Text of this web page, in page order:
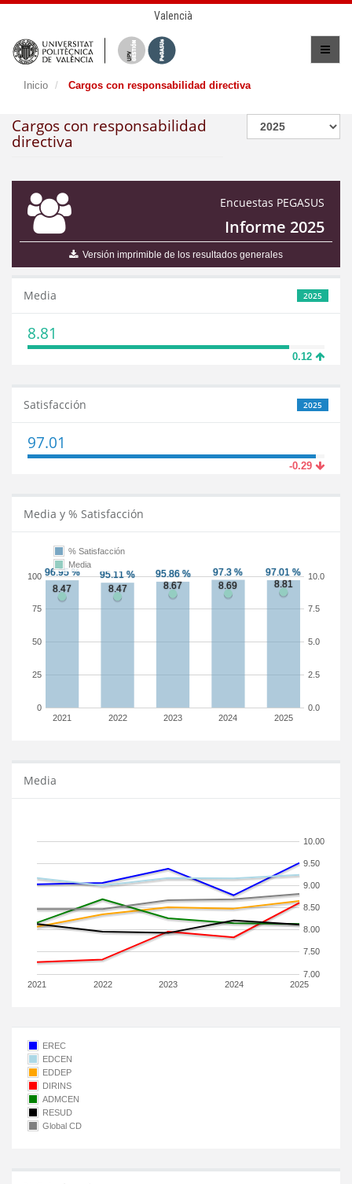
Valencià
Inicio Cargos con responsabilidad directiva
Cargos con responsabilidad
directiva
Encuestas PEGASUS
Informe 2025
Versión imprimible de los resultados generales
2025
Media
8.81
0.12
2025
Satisfacción
97.01
-0.29
Media y % Satisfacción
2021 2022 2023 2024 2025
0
25
50
75
100
0.0
2.5
5.0
7.5
10.0
% Satisfacción
Media
Media
2021 2022 2023 2024 2025
7.00
7.50
8.00
8.50
9.00
9.50
10.00
EREC
EDCEN
EDDEP
DIRINS
ADMCEN
RESUD
Global CD